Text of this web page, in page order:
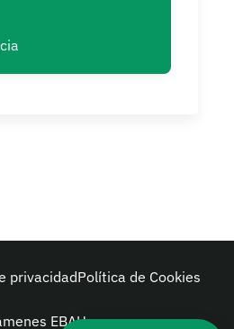
privacidadPolítica de Cookies
EBAU